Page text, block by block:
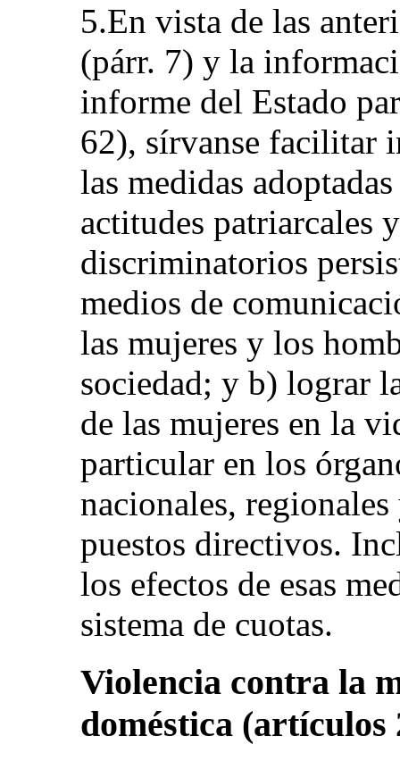
5.En vista de las
(párr. 7) y la
informe del Estado
62), sírvanse facilitar
las medidas
actitudes patriarcales
discriminatorios
medios de
las mujeres y los
sociedad; y b) lograr
de las mujeres en la
particular en los
nacionales,
puestos directivos.
los efectos de esas
sistema de cuotas.
Violencia contra la
doméstica (artículos